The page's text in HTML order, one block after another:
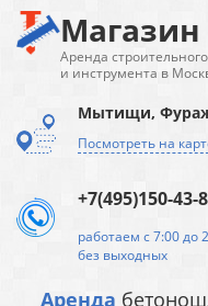
Магазин
Аренда
и инструмента в
Мытищи,
Посмотреть на
+7(495)150-43-
работаем с 7:00 до
без выходных
Аренда